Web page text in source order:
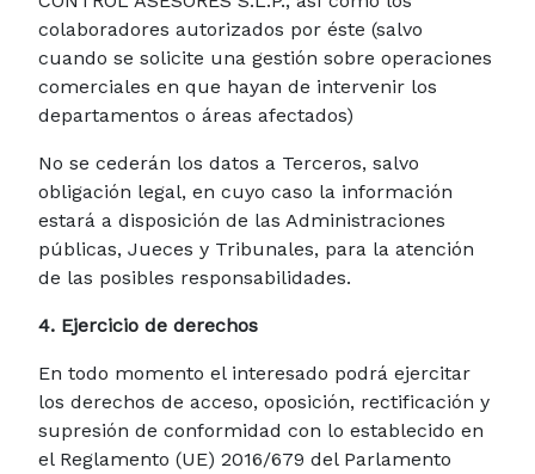
colaboradores autorizados por éste (salvo
cuando se solicite una gestión sobre operaciones
comerciales en que hayan de intervenir los
departamentos o áreas afectados)
No se cederán los datos a Terceros, salvo
obligación legal, en cuyo caso la información
estará a disposición de las Administraciones
públicas, Jueces y Tribunales, para la atención
de las posibles responsabilidades.
4. Ejercicio de derechos
En todo momento el interesado podrá ejercitar
los derechos de acceso, oposición, rectificación y
supresión de conformidad con lo establecido en
el Reglamento (UE) 2016/679 del Parlamento